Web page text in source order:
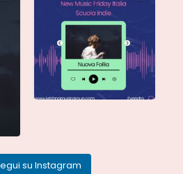
vostra e sta già
su Instagram